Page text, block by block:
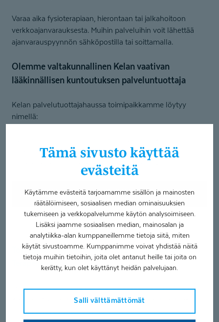
Tämä sivusto käyttää
evästeitä
Käytämme evästeitä tarjoamamme sisällön ja mainosten
räätälöimiseen, sosiaalisen median ominaisuuksien
tukemiseen ja verkkopalvelumme käytön analysoimiseen.
Lisäksi jaamme sosiaalisen median, mainosalan ja
analytiikka-alan kumppaneillemme tietoja siitä, miten
käytät sivustoamme. Kumppanimme voivat yhdistää näitä
tietoja muihin tietoihin, joita olet antanut heille tai joita on
kerätty, kun olet käyttänyt heidän palvelujaan.
Salli välttämättömät
Varaa aika fysioterapiaan, hierontaan tai jalkahoitoon
verkkoajanvarauksesta. Muihin palveluihin voit lähettää
ajanvarauspyynnön sähköpostilla tai soittamalla.
Olemme valtakunnallinen Kelan vaativan
lääkinnällisen kuntoutuksen palveluntuottaja
Kelan palvelutuottajahaussa toimipaikkamme löytyy
nimellä:
Toimintaterapia: Coronaria Terapeija Oy/Helsinki
Puheterapia: Coronaria Terapeija Oy/Helsinki
Hinnasto
Terapeijana
Terapeija on ollut osa Coronariaa kesäkuusta 2018 lähtien.
Kaupan myötä Terapeija muuttui Coronaria Terapeijaksi.
Samat tutut asiantuntijat jatkoivat Coronariassa